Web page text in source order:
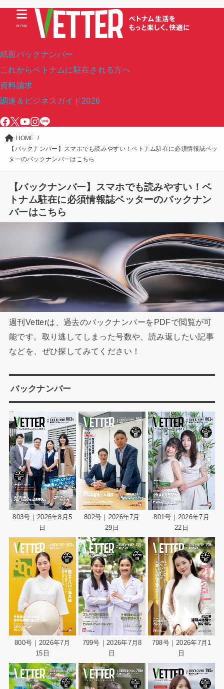
紙面バックナンバー
これからベトナムに駐在される方へ
資料請求
調達＆ビジネスガイド2026
MENU
HOME
【バックナンバー】スマホでも読みやすい！ベトナム駐在に必須情報誌ベッ
ターのバックナンバーはこちら
【バックナンバー】スマホでも読みやすい！ベ
トナム駐在に必須情報誌ベッターのバックナン
バーはこちら
週刊Vetterは、過去のバックナンバーをPDFで閲覧が可
能です。取り逃してしまった号数や、読み返したい記事
などを、ぜひ探してみてください！
バックナンバー
803号｜2026年8月5
日
802号｜2026年7月
29日
801号｜2026年7月
22日
800号｜2026年7月
15日
799号｜2026年7月8
日
798号｜2026年7月1
日